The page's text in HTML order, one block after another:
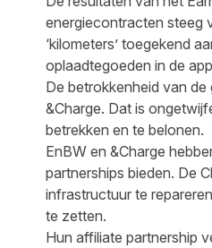
energiecontracten steeg
‘kilometers’ toegekend
oplaadtegoeden in de
De betrokkenheid van
&Charge. Dat is
betrekken en te belonen.
EnBW en &Charge
partnerships bieden. De
infrastructuur te
te zetten.
Hun affiliate partnership